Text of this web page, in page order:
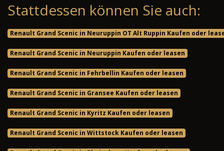
Stattdessen können Sie auch:
Renault Grand Scenic in Neuruppin OT Alt Ruppin Kaufen oder
Renault Grand Scenic in Neuruppin Kaufen oder leasen
Renault Grand Scenic in Fehrbellin Kaufen oder leasen
Renault Grand Scenic in Gransee Kaufen oder leasen
Renault Grand Scenic in Kyritz Kaufen oder leasen
Renault Grand Scenic in Wittstock Kaufen oder leasen